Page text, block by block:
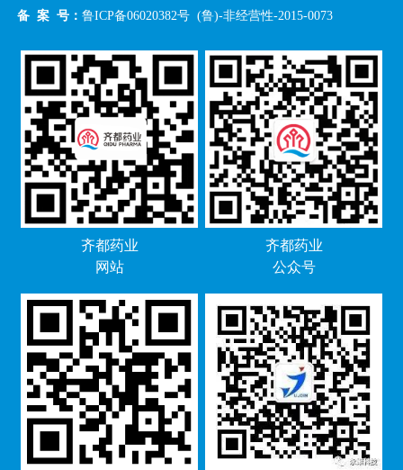
备 案 号： 鲁ICP备06020382号 (鲁)-非经营性-2015-0073
齐都药业
网站
齐都药业
公众号